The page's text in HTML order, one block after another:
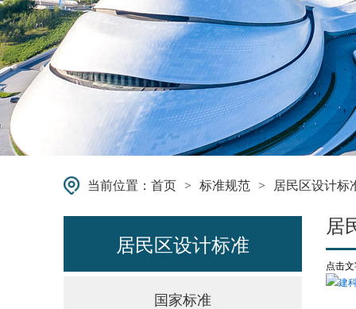
当前位置： 首页 > 标准规范 > 居民区设计标
居民区设计标准
国家标准
居
点击
建